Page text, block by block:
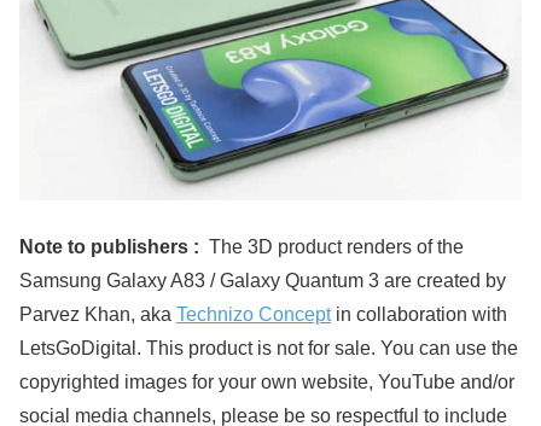
Note to publishers : The 3D product renders of the
Samsung Galaxy A83 / Galaxy Quantum 3 are created by
Parvez Khan, aka Technizo Conceptin collaboration with
LetsGoDigital. This product is not for sale. You can use the
copyrighted images for your own website, YouTube and/or
social media channels, please be so respectful to include